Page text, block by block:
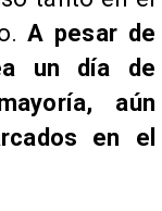
A pesar de
un día de
aún
en el